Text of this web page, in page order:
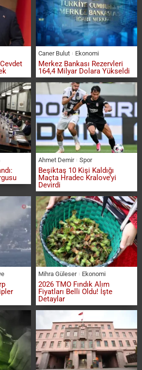
Caner Bulut Ekonomi
Merkez Bankası Rezervleri
164,4 Milyar Dolara Yükseldi
Ahmet Demir Spor
Beşiktaş 10 Kişi Kaldığı
Maçta Hradec Kralove’yi
Devirdi
Mihra Güleser Ekonomi
2026 TMO Fındık Alım
Fiyatları Belli Oldu! İşte
Detaylar